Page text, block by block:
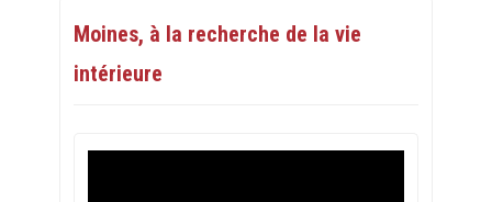
Moines, à la recherche de la vie
intérieure